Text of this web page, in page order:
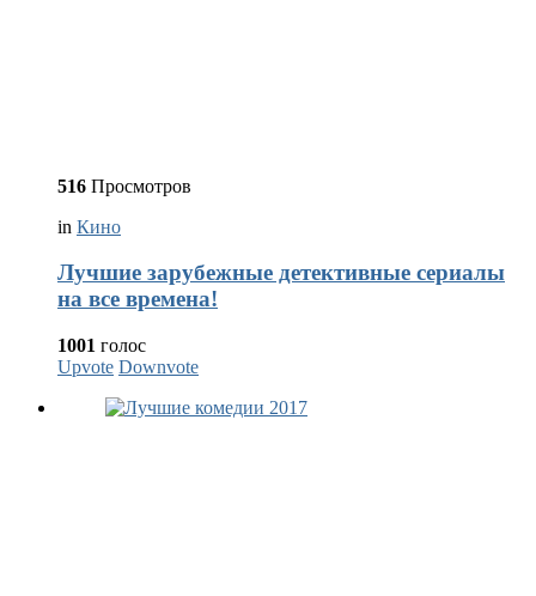
516 Просмотров
in Кино
Лучшие зарубежные детективные сериалы
на все времена!
1001 голос
Upvote Downvote